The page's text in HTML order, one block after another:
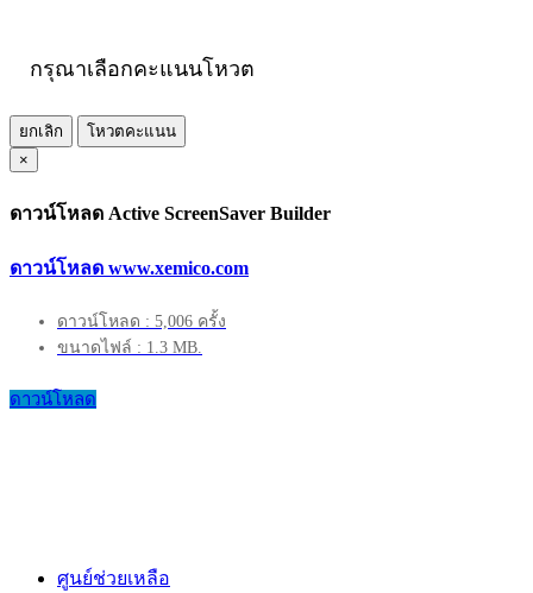
กรุณาเลือกคะแนนโหวต
ยกเลิก
โหวตคะแนน
×
ดาวน์โหลด Active ScreenSaver Builder
ดาวน์โหลด www.xemico.com
ดาวน์โหลด : 5,006 ครั้ง
ขนาดไฟล์ : 1.3 MB.
ดาวน์โหลด
ศูนย์ช่วยเหลือ